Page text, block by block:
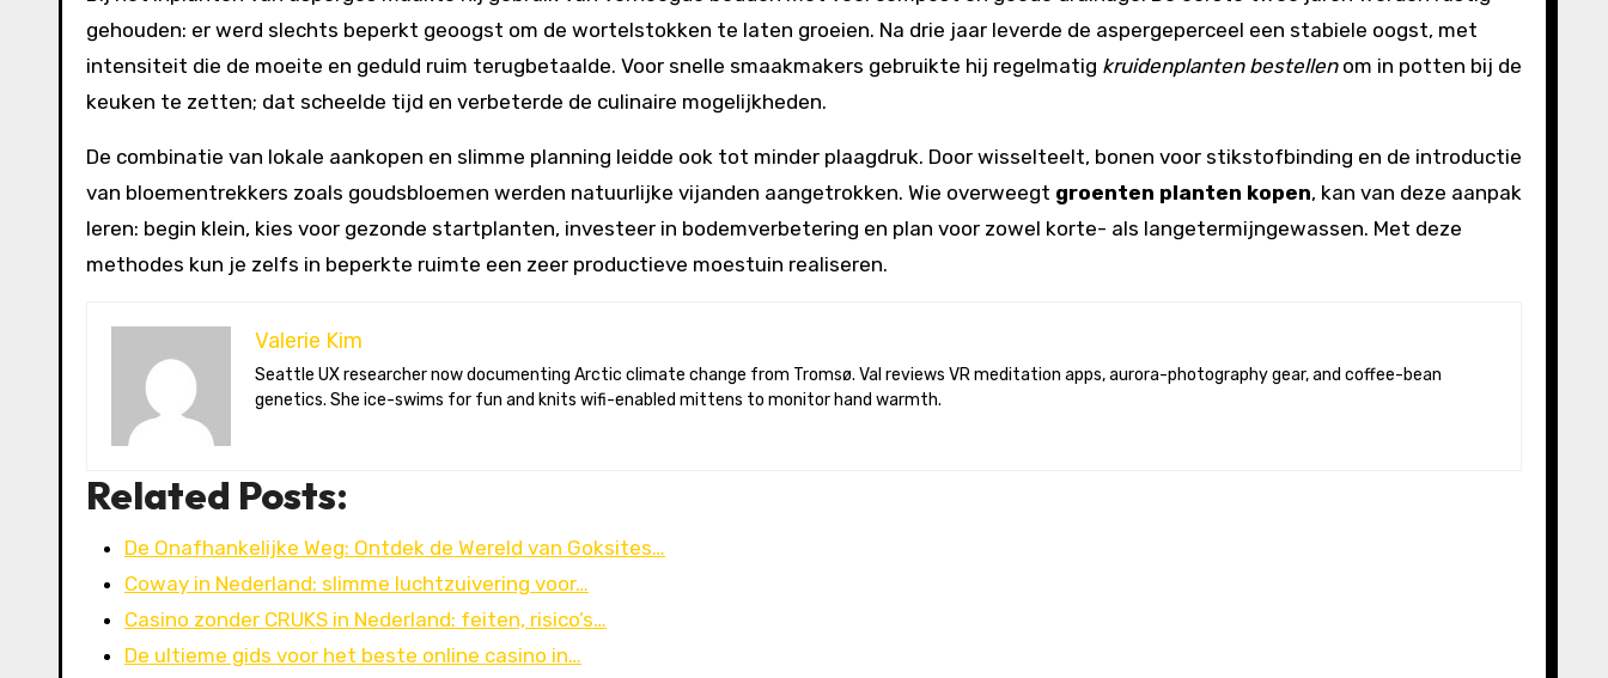
gehouden: er werd slechts beperkt geoogst om de wortelstokken te laten groeien. Na drie jaar leverde de aspergeperceel een stabiele oogst, met
intensiteit die de moeite en geduld ruim terugbetaalde. Voor snelle smaakmakers gebruikte hij regelmatig kruidenplanten bestellenom in potten bij de
keuken te zetten; dat scheelde tijd en verbeterde de culinaire mogelijkheden.
De combinatie van lokale aankopen en slimme planning leidde ook tot minder plaagdruk. Door wisselteelt, bonen voor stikstofbinding en de introductie
van bloementrekkers zoals goudsbloemen werden natuurlijke vijanden aangetrokken. Wie overweegt groenten planten kopen, kan van deze aanpak
leren: begin klein, kies voor gezonde startplanten, investeer in bodemverbetering en plan voor zowel korte- als langetermijngewassen. Met deze
methodes kun je zelfs in beperkte ruimte een zeer productieve moestuin realiseren.
Valerie Kim
Seattle UX researcher now documenting Arctic climate change from Tromsø. Val reviews VR meditation apps, aurora-photography gear, and coffee-bean
genetics. She ice-swims for fun and knits wifi-enabled mittens to monitor hand warmth.
Related Posts:
De Onafhankelijke Weg: Ontdek de Wereld van Goksites…
Coway in Nederland: slimme luchtzuivering voor…
Casino zonder CRUKS in Nederland: feiten, risico’s…
De ultieme gids voor het beste online casino in…